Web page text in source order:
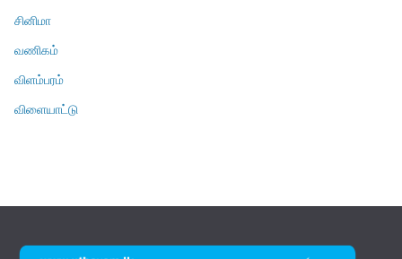
சினிமா
வணிகம்
விளம்பரம்
விளையாட்டு